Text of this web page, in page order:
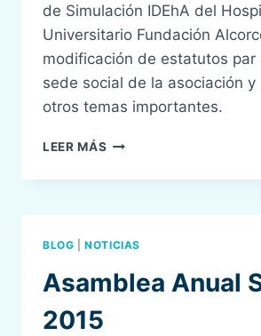
de Simulación IDEhA del
Universitario Fundación
modificación de estatutos par
sede social de la asociación
otros temas importantes.
LEER MÁS ASAMBLEA
DE
BLOG |NOTICIAS
Asamblea Anual
2015